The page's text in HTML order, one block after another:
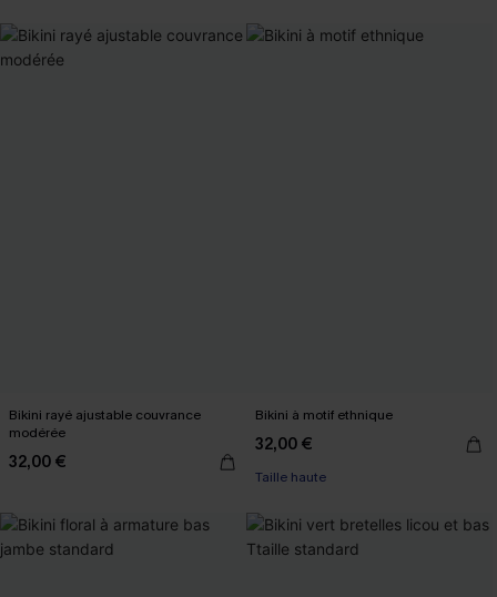
Bikini rayé ajustable couvrance
modérée
32,00 €
Bikini à motif ethnique
32,00 €
Taille haute